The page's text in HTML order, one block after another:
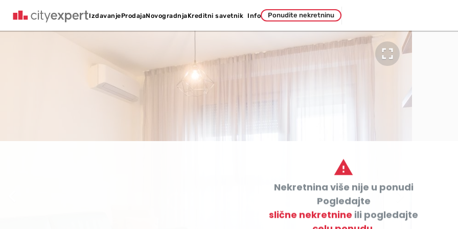
IzdavanjeProdajaNovogradnjaKreditni savetnik Info Ponudite nekretninu



Nekretnina više nije u ponudi
Pogledajte
slične nekretnine ili pogledajte